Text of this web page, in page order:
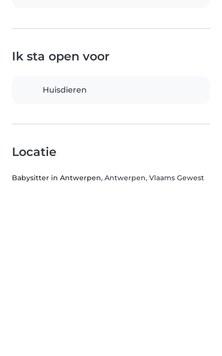
Ik sta open voor
Huisdieren
Locatie
Babysitter in Antwerpen, Antwerpen, Vlaams Gewest